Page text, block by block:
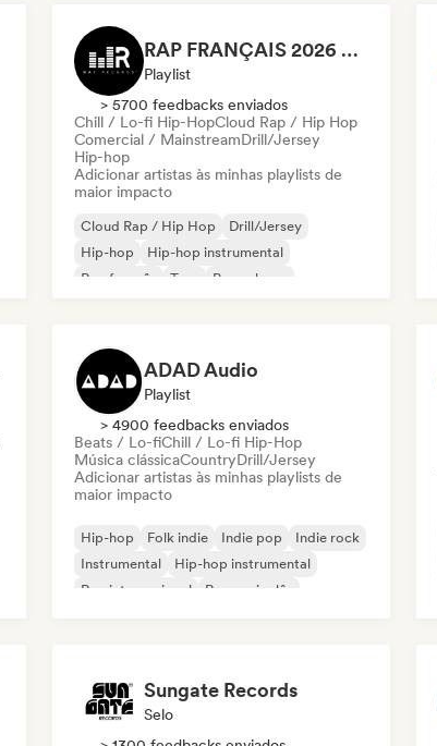
RAP FRANÇAIS 2026 🔥🇫🇷 (Way Records)
Playlist
> 5700 feedbacks enviados
Chill / Lo-fi Hip-HopCloud Rap / Hip Hop
Comercial / MainstreamDrill/Jersey
Hip-hop
Adicionar artistas às minhas playlists de
maior impacto
Cloud Rap / Hip Hop
Drill/Jersey
Hip-hop
Hip-hop instrumental
Rap francês
Trap
Pop urbano
ADAD Audio
Playlist
> 4900 feedbacks enviados
Beats / Lo-fiChill / Lo-fi Hip-Hop
Música clássicaCountryDrill/Jersey
Adicionar artistas às minhas playlists de
maior impacto
Hip-hop Folk indie Indie pop
Indie rock
Instrumental
Hip-hop instrumental
Rap internacional
Rap em inglês
Sungate Records
Selo